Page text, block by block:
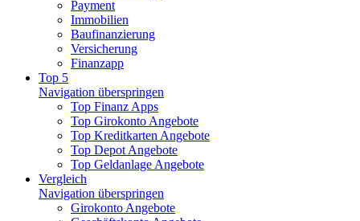
Payment
Immobilien
Baufinanzierung
Versicherung
Finanzapp
Top 5
Navigation überspringen
Top Finanz Apps
Top Girokonto Angebote
Top Kreditkarten Angebote
Top Depot Angebote
Top Geldanlage Angebote
Vergleich
Navigation überspringen
Girokonto Angebote